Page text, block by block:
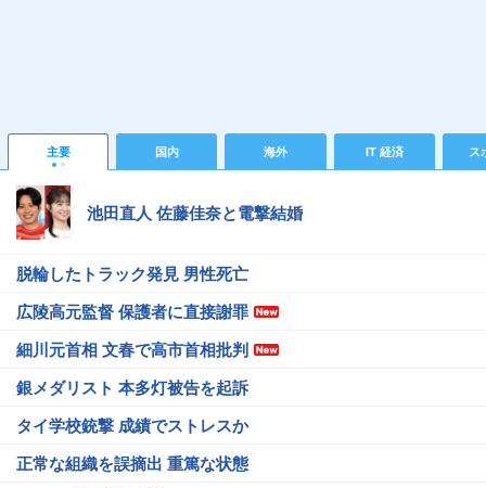
主要 国内 海外 IT 経済 ス
池田直人 佐藤佳奈と電撃結婚
脱輪したトラック発見 男性死亡
広陵高元監督 保護者に直接謝罪
細川元首相 文春で高市首相批判
銀メダリスト 本多灯被告を起訴
タイ学校銃撃 成績でストレスか
正常な組織を誤摘出 重篤な状態